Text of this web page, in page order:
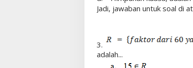
Jadi, jawaban untuk soal di
3.
adalah...